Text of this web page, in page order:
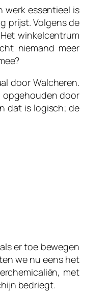
werk essentieel is
prijst. Volgens de
winkelcentrum
niemand meer
door Walcheren.
opgehouden door
dat is logisch; de
er toe bewegen
we nu eens het
met
bedriegt.